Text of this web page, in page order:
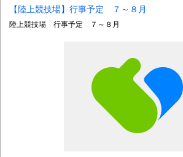
【陸上競技場】行事予定 ７～８月
陸上競技場 行事予定 ７～８月